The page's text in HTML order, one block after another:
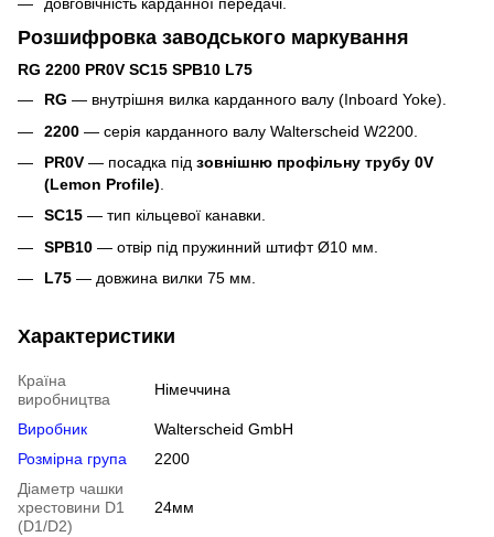
Розшифровка заводського маркування
RG 2200 PR0V SC15 SPB10 L75
RG — внутрішня вилка карданного валу (Inboard Yoke).
2200 — серія карданного валу Walterscheid W2200.
PR0V — посадка під зовнішню профільну трубу 0V
(Lemon Profile)
SC15 — тип кільцевої канавки.
SPB10 — отвір під пружинний штифт Ø10 мм.
L75 — довжина вилки 75 мм.
Характеристики
Країна
виробництва
Німеччина
Виробник
Walterscheid GmbH
Розмірна група
2200
Діаметр чашки
хрестовини D1
(D1/D2)
24мм